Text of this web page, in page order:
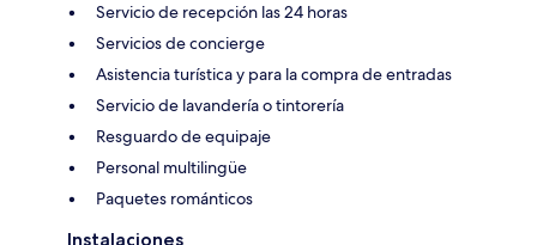
Servicio de recepción las 24 horas
Servicios de concierge
Asistencia turística y para la compra de entradas
Servicio de lavandería o tintorería
Resguardo de equipaje
Personal multilingüe
Paquetes románticos
Instalaciones